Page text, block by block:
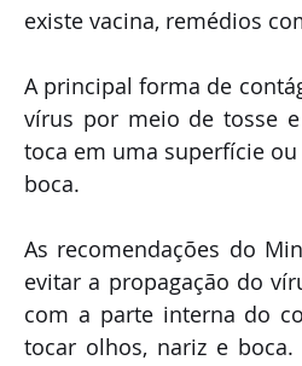
existe vacina, remédios
A principal forma de
vírus por meio de tosse
toca em uma superfície
boca.
As recomendações do
evitar a propagação do
com a parte interna do
tocar olhos, nariz e